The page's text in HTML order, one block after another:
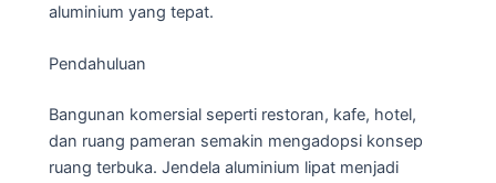
aluminium yang tepat.
Pendahuluan
Bangunan komersial seperti restoran, kafe, hotel,
dan ruang pameran semakin mengadopsi konsep
ruang terbuka. Jendela aluminium lipat menjadi